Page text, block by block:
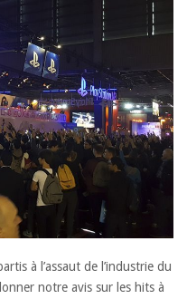
à l’assaut de l’industrie du
notre avis sur les hits à